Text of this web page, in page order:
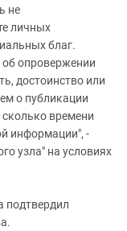
не
личных
благ.
об опровержении
достоинство или
о публикации
времени
информации", -
узла" на условиях
подтвердил